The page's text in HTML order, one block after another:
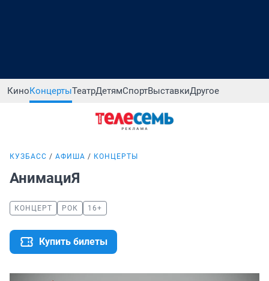
КиноКонцертыТеатрДетямСпортВыставкиДругое
КУЗБАСС АФИША КОНЦЕРТЫ
АнимациЯ
КОНЦЕРТ РОК 16+
Купить билеты